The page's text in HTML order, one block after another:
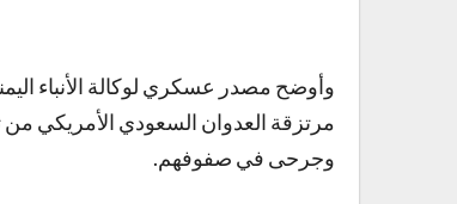
وأوضح مصدر عسكري لوكالة الأنباء
مرتزقة العدوان السعودي الأمريكي
وجرحى في صفوفهم.